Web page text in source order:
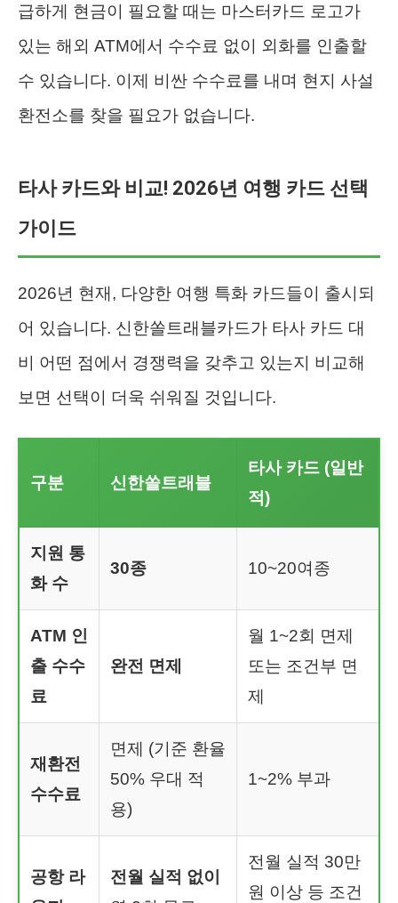
급하게 현금이 필요할 때는 마스터카드 로고가
있는 해외 ATM에서 수수료 없이 외화를 인출할
수 있습니다. 이제 비싼 수수료를 내며 현지 사설
환전소를 찾을 필요가 없습니다.
타사 카드와 비교! 2026년 여행 카드 선택
가이드
2026년 현재, 다양한 여행 특화 카드들이 출시되
어 있습니다. 신한쏠트래블카드가 타사 카드 대
비 어떤 점에서 경쟁력을 갖추고 있는지 비교해
보면 선택이 더욱 쉬워질 것입니다.
구분 신한쏠트래블
타사 카드 (일반
적)
지원 통
화 수
30종 10~20여종
ATM 인
출 수수
료
완전 면제
월 1~2회 면제
또는 조건부 면
제
재환전
수수료
면제 (기준 환율
50% 우대 적
용)
1~2% 부과
공항 라
전월 실적 없이
전월 실적 30만
원 이상 등 조건